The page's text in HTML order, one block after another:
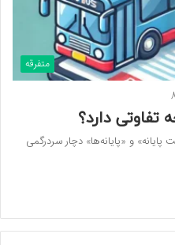
متفرقه
تفاوتی دارد؟
و «پایانه‌ها» دچار سردرگمی